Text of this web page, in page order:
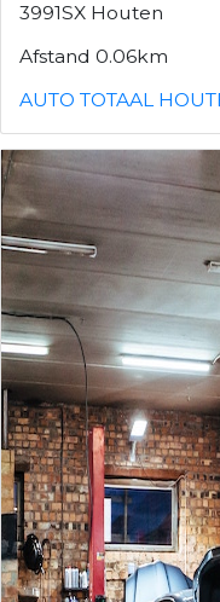
3991SX Houten
Afstand 0.06km
AUTO TOTAAL